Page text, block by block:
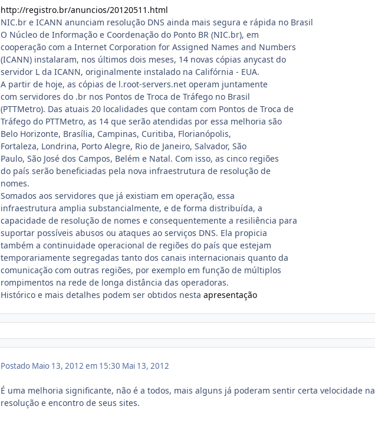
http://registro.br/anuncios/20120511.html
NIC.br e ICANN anunciam resolução DNS ainda mais segura e rápida no Brasil
O Núcleo de Informação e Coordenação do Ponto BR (NIC.br), em
cooperação com a Internet Corporation for Assigned Names and Numbers
(ICANN) instalaram, nos últimos dois meses, 14 novas cópias anycast do
servidor L da ICANN, originalmente instalado na Califórnia - EUA.
A partir de hoje, as cópias de l.root-servers.net operam juntamente
com servidores do .br nos Pontos de Troca de Tráfego no Brasil
(PTTMetro). Das atuais 20 localidades que contam com Pontos de Troca de
Tráfego do PTTMetro, as 14 que serão atendidas por essa melhoria são
Belo Horizonte, Brasília, Campinas, Curitiba, Florianópolis,
Fortaleza, Londrina, Porto Alegre, Rio de Janeiro, Salvador, São
Paulo, São José dos Campos, Belém e Natal. Com isso, as cinco regiões
do país serão beneficiadas pela nova infraestrutura de resolução de
nomes.
Somados aos servidores que já existiam em operação, essa
infraestrutura amplia substancialmente, e de forma distribuída, a
capacidade de resolução de nomes e consequentemente a resiliência para
suportar possíveis abusos ou ataques ao serviços DNS. Ela propicia
também a continuidade operacional de regiões do país que estejam
temporariamente segregadas tanto dos canais internacionais quanto da
comunicação com outras regiões, por exemplo em função de múltiplos
rompimentos na rede de longa distância das operadoras.
Histórico e mais detalhes podem ser obtidos nesta apresentação
Postado Maio 13, 2012 em 15:30 Mai 13, 2012
É uma melhoria significante, não é a todos, mais alguns já poderam sentir certa velocidade na
resolução e encontro de seus sites.